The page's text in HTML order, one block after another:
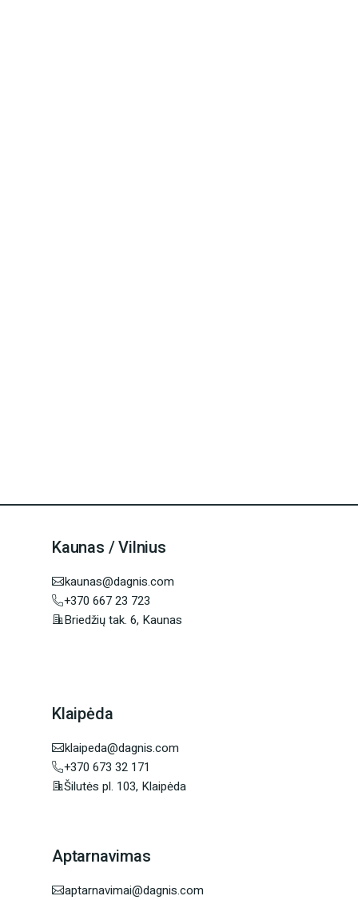
Kaunas / Vilnius
kaunas@dagnis.com
+370 667 23 723
Briedžių tak. 6, Kaunas
Klaipėda
klaipeda@dagnis.com
+370 673 32 171
Šilutės pl. 103, Klaipėda
Aptarnavimas
aptarnavimai@dagnis.com